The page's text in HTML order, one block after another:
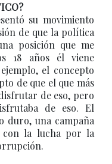
su movimiento
de que la política
posición que me
18 años él viene
el concepto
de que el que más
de eso, pero
de eso. El
duro, una campaña
con la lucha por la